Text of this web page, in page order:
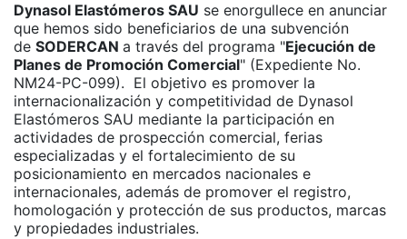
Dynasol Elastómeros SAU se enorgullece en anunciar
que hemos sido beneficiarios de una subvención
de SODERCAN a través del programa "Ejecución de
Planes de Promoción Comercial" (Expediente No.
NM24-PC-099). El objetivo es promover la
internacionalización y competitividad de Dynasol
Elastómeros SAU mediante la participación en
actividades de prospección comercial, ferias
especializadas y el fortalecimiento de su
posicionamiento en mercados nacionales e
internacionales, además de promover el registro,
homologación y protección de sus productos, marcas
y propiedades industriales.